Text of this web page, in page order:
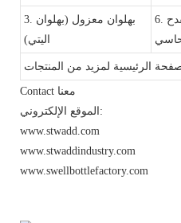
3. بهلوان معزول (بهلوان
اليتي)
6. القدح
الرئيسية لمزيد من المنتجات
Contact معنا
الموقع الإلكتروني:
www.stwadd.com
www.stwaddindustry.com
www.swellbottlefactory.com